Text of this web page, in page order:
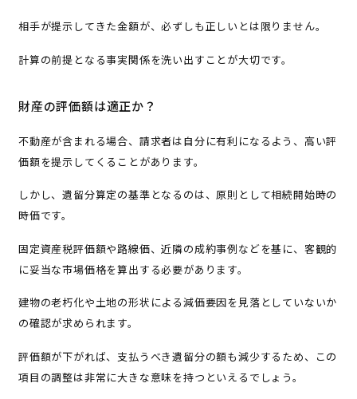
相手が提示してきた金額が、必ずしも正しいとは限りません。
計算の前提となる事実関係を洗い出すことが大切です。
財産の評価額は適正か？
不動産が含まれる場合、請求者は自分に有利になるよう、高い評
価額を提示してくることがあります。
しかし、遺留分算定の基準となるのは、原則として相続開始時の
時価です。
固定資産税評価額や路線価、近隣の成約事例などを基に、客観的
に妥当な市場価格を算出する必要があります。
建物の老朽化や土地の形状による減価要因を見落としていないか
の確認が求められます。
評価額が下がれば、支払うべき遺留分の額も減少するため、この
項目の調整は非常に大きな意味を持つといえるでしょう。